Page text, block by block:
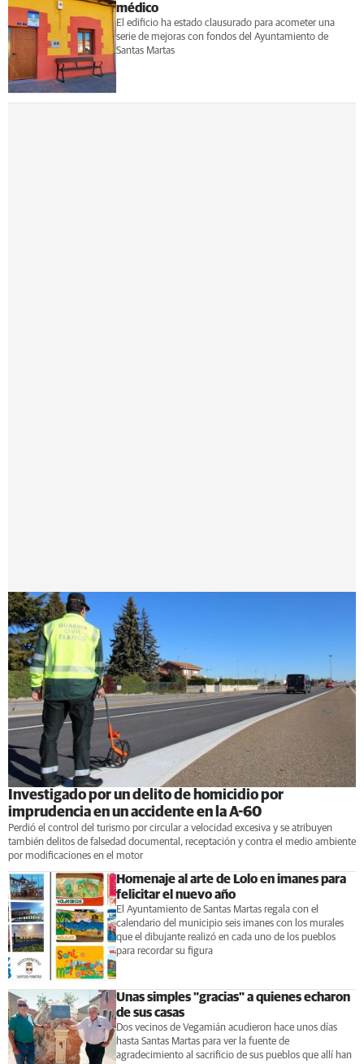
médico
El edificio ha estado clausurado para acometer una
serie de mejoras con fondos del Ayuntamiento de
Santas Martas
Investigado por un delito de homicidio por
imprudencia en un accidente en la A-60
Perdió el control del turismo por circular a velocidad excesiva y se atribuyen
también delitos de falsedad documental, receptación y contra el medio ambiente
por modificaciones en el motor
Homenaje al arte de Lolo en imanes para
felicitar el nuevo año
El Ayuntamiento de Santas Martas regala con el
calendario del municipio seis imanes con los murales
que el dibujante realizó en cada uno de los pueblos
para recordar su figura
Unas simples "gracias" a quienes echaron
de sus casas
Dos vecinos de Vegamián acudieron hace unos días
hasta Santas Martas para ver la fuente de
agradecimiento al sacrificio de sus pueblos que allí han